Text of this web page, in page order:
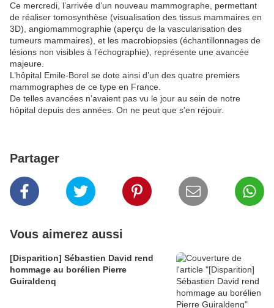
Ce mercredi, l’arrivée d’un nouveau mammographe, permettant
de réaliser tomosynthèse (visualisation des tissus mammaires en
3D), angiomammographie (aperçu de la vascularisation des
tumeurs mammaires), et les macrobiopsies (échantillonnages de
lésions non visibles à l’échographie), représente une avancée
majeure.
L’hôpital Emile-Borel se dote ainsi d’un des quatre premiers
mammographes de ce type en France.
De telles avancées n’avaient pas vu le jour au sein de notre
hôpital depuis des années. On ne peut que s’en réjouir.
Partager
Vous aimerez aussi
[Disparition] Sébastien David rend
hommage au borélien Pierre
Guiraldenq